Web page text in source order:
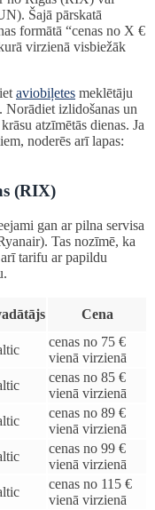
Šajā pārskatā
formātā “cenas no X €
virzienā visbiežāk
aviobiļetes meklētāju
Norādiet izlidošanas un
atzīmētās dienas. Ja
noderēs arī lapas:
(RIX)
gan ar pilna servisa
Tas nozīmē, ka
tarifu ar papildu
Cena
cenas no 75 €
vienā virzienā
cenas no 85 €
vienā virzienā
cenas no 89 €
vienā virzienā
cenas no 99 €
vienā virzienā
cenas no 115 €
vienā virzienā